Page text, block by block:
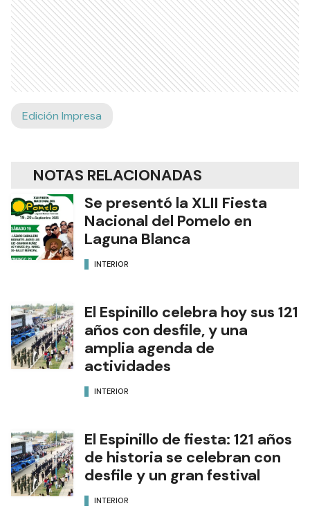
Edición Impresa
NOTAS RELACIONADAS
Se presentó la XLII Fiesta
Nacional del Pomelo en
Laguna Blanca
INTERIOR
El Espinillo celebra hoy sus 121
años con desfile, y una
amplia agenda de
actividades
INTERIOR
El Espinillo de fiesta: 121 años
de historia se celebran con
desfile y un gran festival
INTERIOR